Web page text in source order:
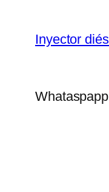
Inyector